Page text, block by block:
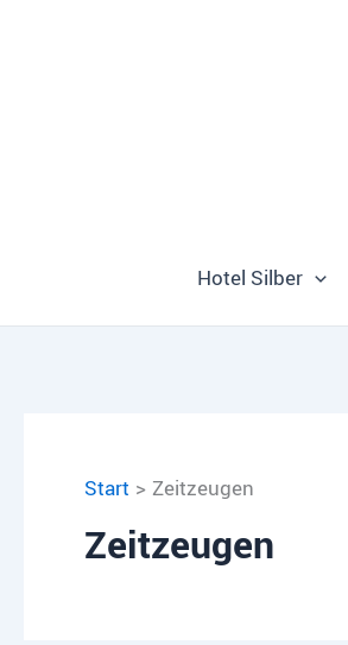
Hotel Silber
Start Zeitzeugen
Zeitzeugen